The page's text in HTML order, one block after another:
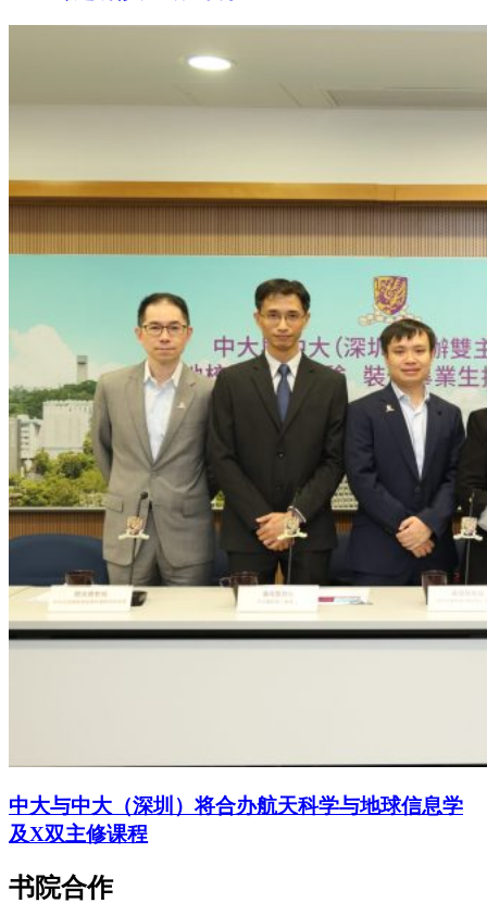
中大与中大（深圳）将合办航天科学与地球信息学
及X双主修课程
书院合作